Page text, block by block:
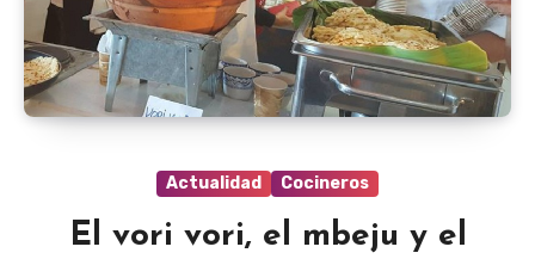
Actualidad Cocineros
El vori vori, el mbeju y el